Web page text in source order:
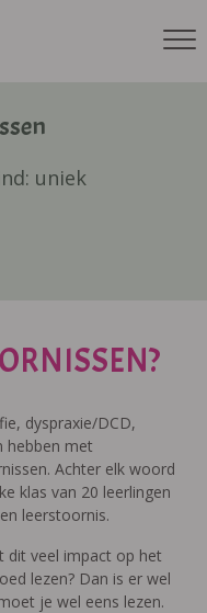
uniek
dyspraxie/DCD,
hebben met
Achter elk woord
klas van 20 leerlingen
leerstoornis.
dit veel impact op het
lezen? Dan is er wel
je wel eens lezen.